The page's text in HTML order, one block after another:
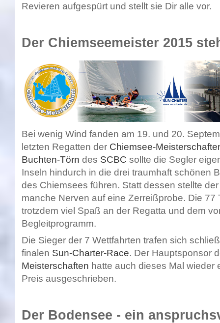
Revieren aufgespürt und stellt sie Dir alle vor.
Der Chiemseemeister 2015
Bei wenig Wind fanden am 19. und 20.
letzten Regatten der Chiemsee-
Buchten-Törn des SCBC sollte die Segler
Inseln hindurch in die drei traumhaft schönen
des Chiemsees führen. Statt dessen stellte
manche Nerven auf eine Zerreißprobe. Die 77
trotzdem viel Spaß an der Regatta und dem
Begleitprogramm.
Die Sieger der 7 Wettfahrten trafen sich
finalen Sun-Charter-Race. Der Hauptsponsor
Meisterschaften hatte auch dieses Mal wieder
Preis ausgeschrieben.
Der Bodensee - ein